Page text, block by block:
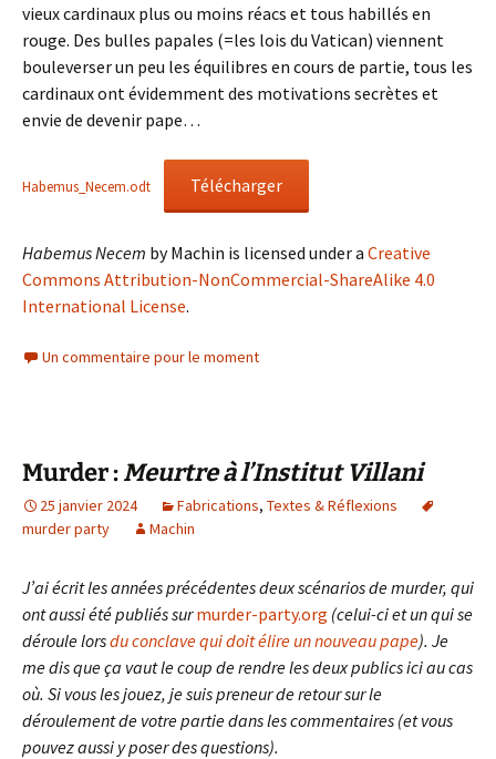
vieux cardinaux plus ou moins réacs et tous habillés en
rouge. Des bulles papales (=les lois du Vatican) viennent
bouleverser un peu les équilibres en cours de partie, tous les
cardinaux ont évidemment des motivations secrètes et
envie de devenir pape…
Habemus_Necem.odt Télécharger
Habemus Necem by Machin is licensed under a Creative
Commons Attribution-NonCommercial-ShareAlike 4.0
International License.
Un commentaire pour le moment
Murder :Meurtre à l’Institut Villani
25 janvier 2024 Fabrications, Textes & Réflexions
murder party
Machin
J’ai écrit les années précédentes deux scénarios de murder, qui
ont aussi été publiés surmurder-party.org (celui-ci et un qui se
déroule lorsdu conclave qui doit élire un nouveau pape). Je
me dis que ça vaut le coup de rendre les deux publics ici au cas
où. Si vous les jouez, je suis preneur de retour sur le
déroulement de votre partie dans les commentaires (et vous
pouvez aussi y poser des questions).